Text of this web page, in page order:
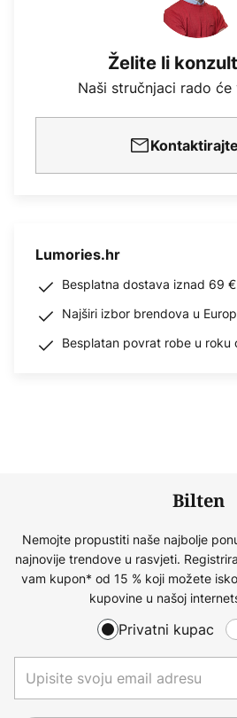
Želite li
Naši stručnjaci rado
Lumories.hr
Besplatna dostava iznad 69 €
Najširi izbor brendova u
Besplatan povrat robe u roku
Bilten
Nemojte propustiti naše najbolje
najnovije trendove u rasvjeti.
vam kupon* od 15 % koji možete
kupovine u našoj
Privatni kupac